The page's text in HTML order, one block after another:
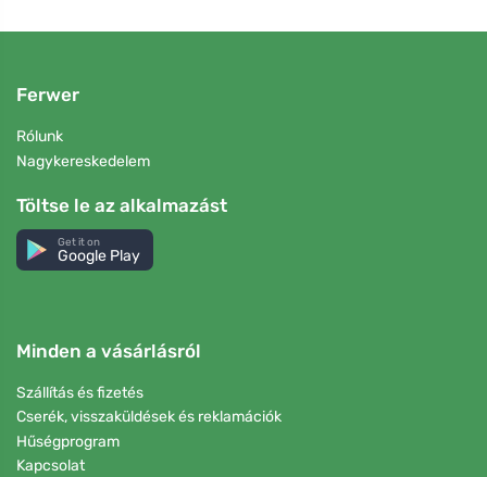
Ferwer
Rólunk
Nagykereskedelem
Töltse le az alkalmazást
Get it on
Google Play
Minden a vásárlásról
Szállítás és fizetés
Cserék, visszaküldések és reklamációk
Hűségprogram
Kapcsolat